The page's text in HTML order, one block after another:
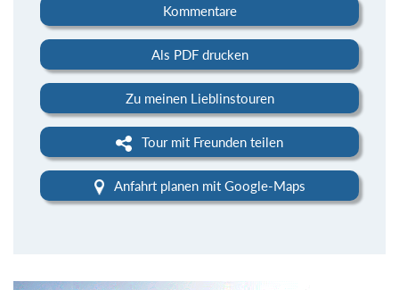
Kommentare
Als PDF drucken
Zu meinen Lieblinstouren
Tour mit Freunden teilen
Anfahrt planen mit Google-Maps